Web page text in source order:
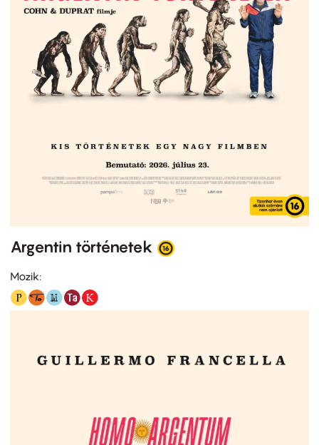
Argentin történetek
Mozik: